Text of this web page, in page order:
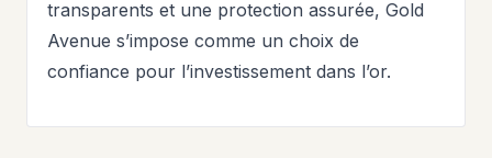
transparents et une protection assurée, Gold
Avenue s’impose comme un choix de
confiance pour l’investissement dans l’or.